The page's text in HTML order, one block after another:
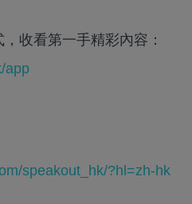
收看第一手精彩內容：
app
speakout_hk/?hl=zh-hk